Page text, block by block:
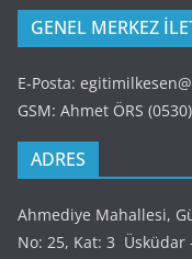
GENEL MERKEZ
E-Posta:
GSM: Ahmet ÖRS
ADRES
Ahmediye Mahallesi,
No: 25, Kat: 3 Üsküdar